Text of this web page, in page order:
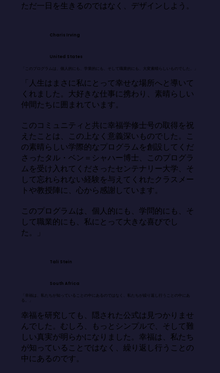
ただ一日を生きるのではなく、デザインしよう。
Charis Irving
United States
「このプログラムは、個人的にも、学業的にも、そして職業的にも、大変素晴らしいものでした。」
「人生はまさに私にとって幸せな場所へと導いて
くれました。大好きな仕事に携わり、素晴らしい
仲間たちに囲まれています。
このコミュニティと共に幸福学修士号の取得を祝
えたことは、この上なく意義深いものでした。こ
の素晴らしい学際的なプログラムを創設してくだ
さったタル・ベン＝シャハー博士、このプログラ
ムを受け入れてくださったセンテナリー大学、そ
して忘れられない経験を与えてくれたクラスメー
トや教授陣に、心から感謝しています。
このプログラムは、個人的にも、学問的にも、そ
して職業的にも、私にとって大きな喜びでし
た。」
Tali Stein
South Africa
「幸福は、私たちが知っていることの中にあるのではなく、私たちが繰り返し行うことの中にあ
る。」
幸福を研究しても、隠された公式は見つかりませ
んでした。むしろ、もっとシンプルで、そして難
しい真実が明らかになりました。幸福は、私たち
が知っていることではなく、繰り返し行うことの
中にあるのです。